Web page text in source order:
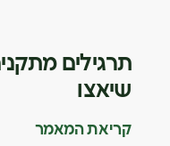
תרגילים
שיאצו
קריאת המאמר